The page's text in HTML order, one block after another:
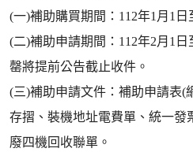
(一)補助購買期間：112年1月1日
(二)補助申請期間：112年2月1日
罄將提前公告截止收件。
(三)補助申請文件：補助申請表(
存摺、裝機地址電費單、統一發
廢四機回收聯單。